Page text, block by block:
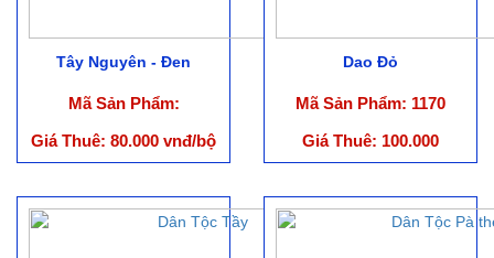
Tây Nguyên - Đen
Mã Sản Phẩm:
Giá Thuê: 80.000 vnđ/bộ
Dao Đỏ
Mã Sản Phẩm: 1170
Giá Thuê: 100.000
vnđ/Bộ